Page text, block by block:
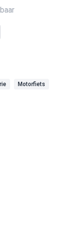
Motorfiets